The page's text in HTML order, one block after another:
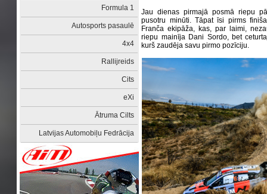
Formula 1
Autosports pasaulē
4x4
Rallijreids
Cits
eXi
Ātruma Cilts
Latvijas Automobiļu Fedrācija
Jau dienas pirmajā posmā riepu
pusotru minūti. Tāpat īsi pirms
Franča ekipāža, kas, par laimi,
riepu mainīja Dani Sordo, bet
kurš zaudēja savu pirmo pozīciju.